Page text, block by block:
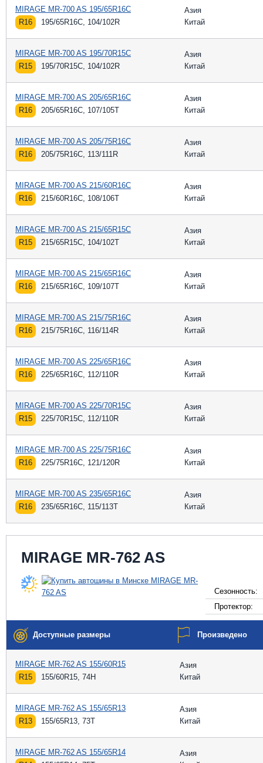
MIRAGE MR-700 AS 195/65R16C
R16
195/65R16C, 104/102R
Азия
Китай
MIRAGE MR-700 AS 195/70R15C
R15
195/70R15C, 104/102R
Азия
Китай
MIRAGE MR-700 AS 205/65R16C
R16
205/65R16C, 107/105T
Азия
Китай
MIRAGE MR-700 AS 205/75R16C
R16
205/75R16C, 113/111R
Азия
Китай
MIRAGE MR-700 AS 215/60R16C
R16
215/60R16C, 108/106T
Азия
Китай
MIRAGE MR-700 AS 215/65R15C
R15
215/65R15C, 104/102T
Азия
Китай
MIRAGE MR-700 AS 215/65R16C
R16
215/65R16C, 109/107T
Азия
Китай
MIRAGE MR-700 AS 215/75R16C
R16
215/75R16C, 116/114R
Азия
Китай
MIRAGE MR-700 AS 225/65R16C
R16
225/65R16C, 112/110R
Азия
Китай
MIRAGE MR-700 AS 225/70R15C
R15
225/70R15C, 112/110R
Азия
Китай
MIRAGE MR-700 AS 225/75R16C
R16
225/75R16C, 121/120R
Азия
Китай
MIRAGE MR-700 AS 235/65R16C
R16
235/65R16C, 115/113T
Азия
Китай
MIRAGE MR-762 AS
Сезонность:
Протектор:
Доступные размеры Произведено
MIRAGE MR-762 AS 155/60R15
R15
155/60R15, 74H
Азия
Китай
MIRAGE MR-762 AS 155/65R13
R13
155/65R13, 73T
Азия
Китай
MIRAGE MR-762 AS 155/65R14
Азия